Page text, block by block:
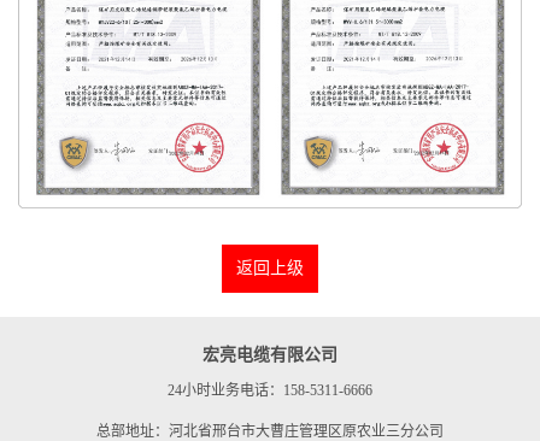
返回上级
宏亮电缆有限公司
24小时业务电话：158-5311-6666
总部地址：河北省邢台市大曹庄管理区原农业三分公司